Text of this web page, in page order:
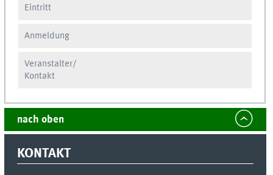
Eintritt
Anmeldung
Veranstalter/
Kontakt
nach oben
KONTAKT